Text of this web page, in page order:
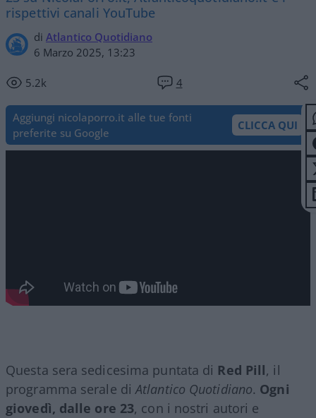
rispettivi canali YouTube
di Atlantico Quotidiano
6 Marzo 2025, 13:23
5.2k 4
Aggiungi nicolaporro.it alle tue fonti
preferite su Google
CLICCA QUI
Questa sera sedicesima puntata di Red Pill, il
programma serale diAtlantico Quotidiano. Ogni
giovedì, dalle ore 23, con i nostri autori e